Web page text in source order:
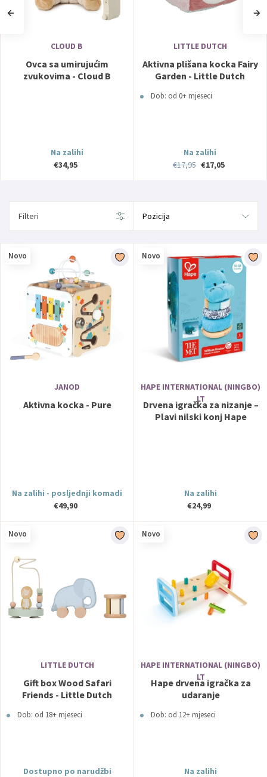
CLOUD B
Ovca sa umirujućim
zvukovima - Cloud B
Na zalihi
€34,95
LITTLE DUTCH
Aktivna plišana kocka Fairy
Garden - Little Dutch
Dob: od 0+ mjeseci
Na zalihi
€17,95 €17,05
Filteri
Novo
JANOD
Aktivna kocka - Pure
Na zalihi - posljednji komadi
€49,90
Novo
HAPE INTERNATIONAL (NINGBO)
LT
Drvena igračka za nizanje –
Plavi nilski konj Hape
Na zalihi
€24,99
Novo
LITTLE DUTCH
Gift box Wood Safari
Friends - Little Dutch
Dob: od 18+ mjeseci
Dostupno po narudžbi
Novo
HAPE INTERNATIONAL (NINGBO)
LT
Hape drvena igračka za
udaranje
Dob: od 12+ mjeseci
Na zalihi